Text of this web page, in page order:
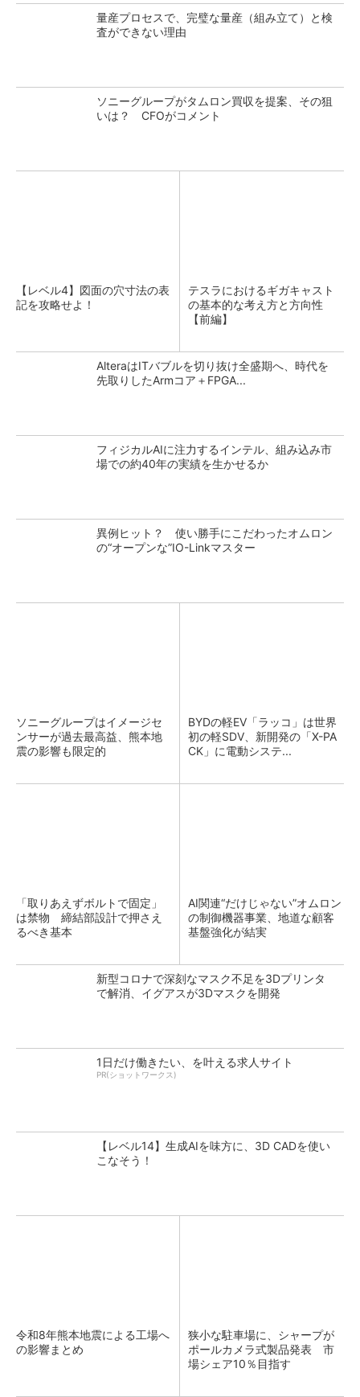
量産プロセスで、完璧な量産（組み立て）と検
査ができない理由
ソニーグループがタムロン買収を提案、その狙
いは？ CFOがコメント
【レベル4】図面の穴寸法の表
記を攻略せよ！
テスラにおけるギガキャスト
の基本的な考え方と方向性
【前編】
AlteraはITバブルを切り抜け全盛期へ、時代を
先取りしたArmコア＋FPGA...
フィジカルAIに注力するインテル、組み込み市
場での約40年の実績を生かせるか
異例ヒット？ 使い勝手にこだわったオムロン
の“オープンな”IO-Linkマスター
ソニーグループはイメージセ
ンサーが過去最高益、熊本地
震の影響も限定的
BYDの軽EV「ラッコ」は世界
初の軽SDV、新開発の「X-PA
CK」に電動システ...
「取りあえずボルトで固定」
は禁物 締結部設計で押さえ
るべき基本
AI関連“だけじゃない”オムロン
の制御機器事業、地道な顧客
基盤強化が結実
新型コロナで深刻なマスク不足を3Dプリンタ
で解消、イグアスが3Dマスクを開発
1日だけ働きたい、を叶える求人サイト
PR(ショットワークス)
【レベル14】生成AIを味方に、3D CADを使い
こなそう！
令和8年熊本地震による工場へ
の影響まとめ
狭小な駐車場に、シャープが
ポールカメラ式製品発表 市
場シェア10％目指す